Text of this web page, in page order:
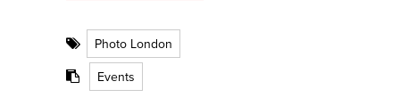
Photo London
Events